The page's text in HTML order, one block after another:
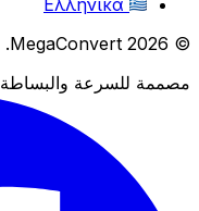
© 2026 MegaConvert. جميع الحقوق محفوظة.
مصممة للسرعة والبساطة